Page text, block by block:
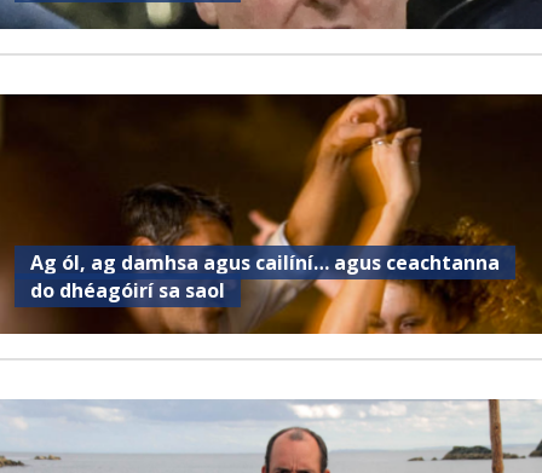
Ag ól, ag damhsa agus cailíní… agus ceachtanna
do dhéagóirí sa saol